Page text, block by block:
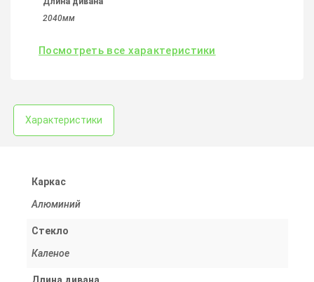
2040мм
Посмотреть все характеристики
Характеристики
Каркас
Алюминий
Стекло
Каленое